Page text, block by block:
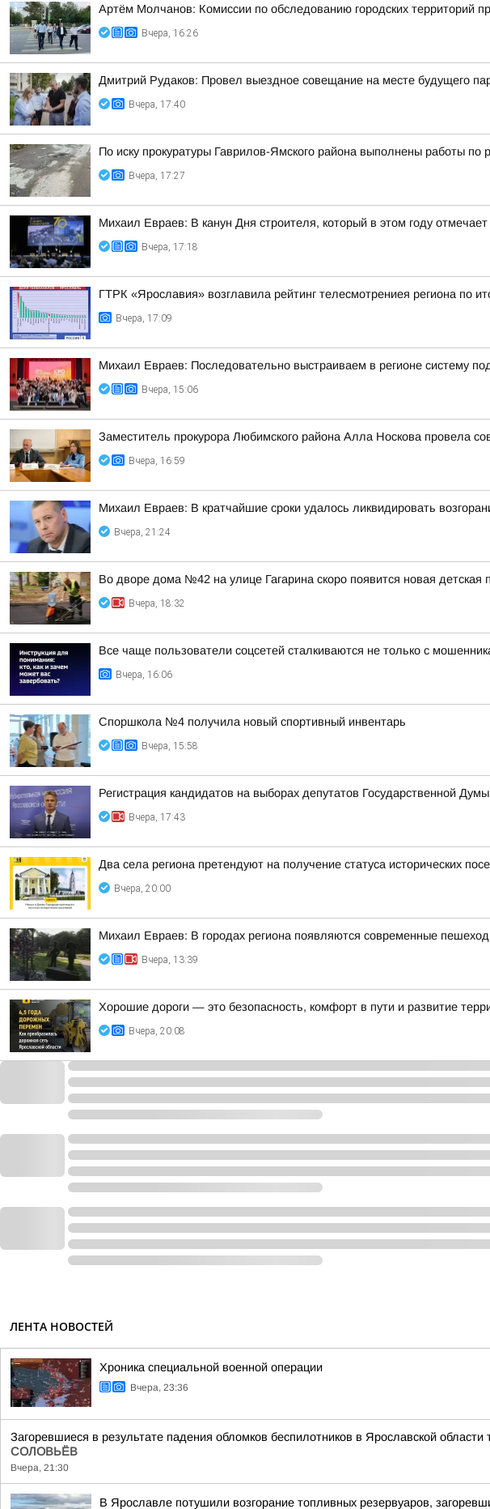
Артём Молчанов: Комиссии по обследованию городских территорий
Вчера, 16:26
Дмитрий Рудаков: Провел выездное совещание на месте будущего
Вчера, 17:40
По иску прокуратуры Гаврилов-Ямского района выполнены работы по
Вчера, 17:27
Михаил Евраев: В канун Дня строителя, который в этом году
Вчера, 17:18
ГТРК «Ярославия» возглавила рейтинг телесмотрениея региона по
Вчера, 17:09
Михаил Евраев: Последовательно выстраиваем в регионе систему
Вчера, 15:06
Заместитель прокурора Любимского района Алла Носкова провела
Вчера, 16:59
Михаил Евраев: В кратчайшие сроки удалось ликвидировать
Вчера, 21:24
Во дворе дома №42 на улице Гагарина скоро появится новая детская
Вчера, 18:32
Все чаще пользователи соцсетей сталкиваются не только с
Вчера, 16:06
Споршкола №4 получила новый спортивный инвентарь
Вчера, 15:58
Регистрация кандидатов на выборах депутатов Государственной
Вчера, 17:43
Два села региона претендуют на получение статуса исторических
Вчера, 20:00
Михаил Евраев: В городах региона появляются современные
Вчера, 13:39
Хорошие дороги — это безопасность, комфорт в пути и развитие
Вчера, 20:08
ЛЕНТА НОВОСТЕЙ
Хроника специальной военной операции
Вчера, 23:36
Загоревшиеся в результате падения обломков беспилотников в Ярославской
СОЛОВЬЁВ
Вчера, 21:30
В Ярославле потушили возгорание топливных резервуаров,